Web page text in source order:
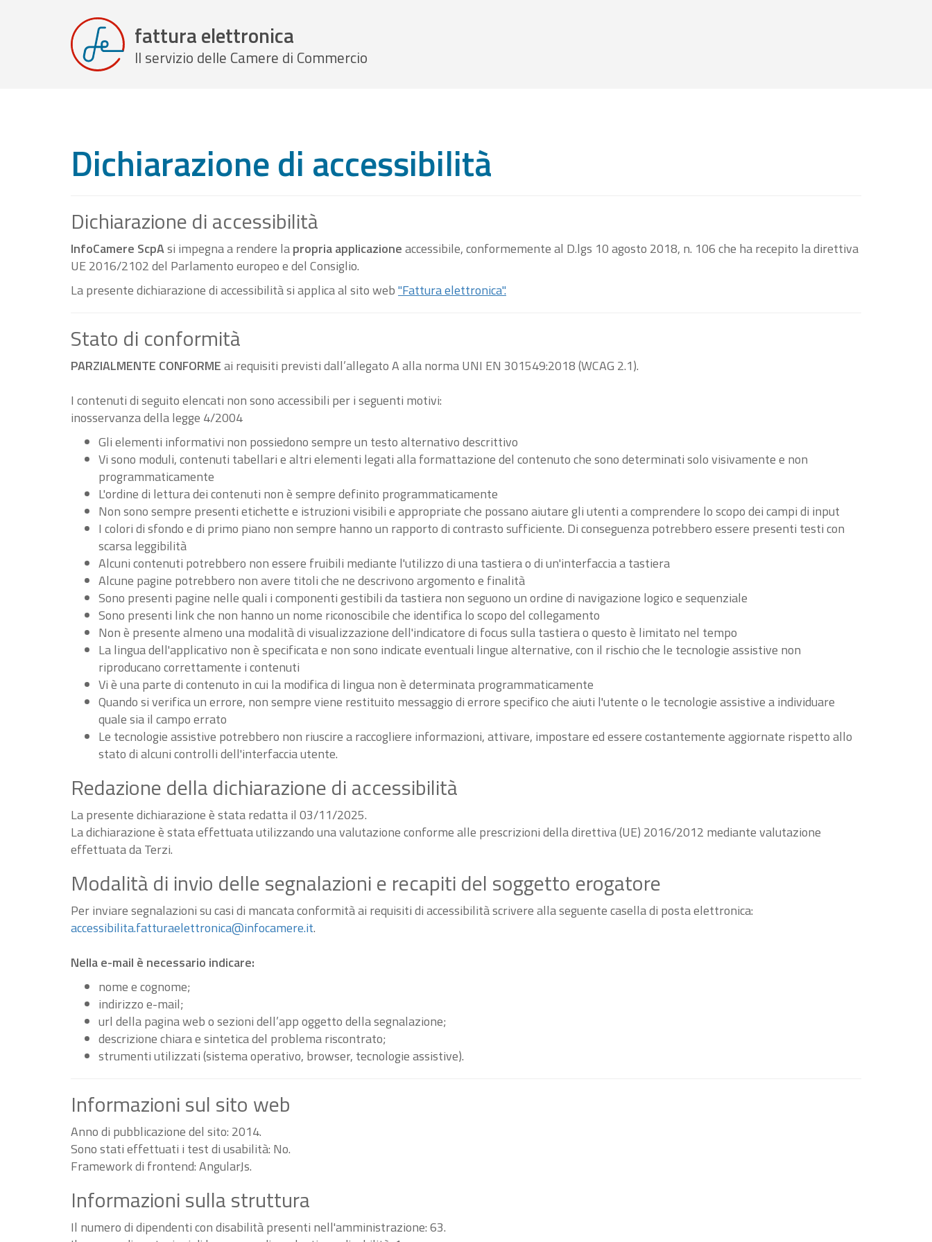
fattura elettronica
Il servizio delle Camere di Commercio
Dichiarazione di accessibilità
Dichiarazione di accessibilità
InfoCamere ScpAsi impegna a rendere lapropria applicazioneaccessibile, conformemente al D.lgs 10 agosto 2018, n. 106 che ha recepito la direttiva
UE 2016/2102 del Parlamento europeo e del Consiglio.
La presente dichiarazione di accessibilità si applica al sito web"Fattura elettronica".
Stato di conformità
PARZIALMENTE CONFORMEai requisiti previsti dall’allegato A alla norma UNI EN 301549:2018 (WCAG 2.1).
I contenuti di seguito elencati non sono accessibili per i seguenti motivi:
inosservanza della legge 4/2004
Gli elementi informativi non possiedono sempre un testo alternativo descrittivo
Vi sono moduli, contenuti tabellari e altri elementi legati alla formattazione del contenuto che sono determinati solo visivamente e non
programmaticamente
L'ordine di lettura dei contenuti non è sempre definito programmaticamente
Non sono sempre presenti etichette e istruzioni visibili e appropriate che possano aiutare gli utenti a comprendere lo scopo dei campi di input
I colori di sfondo e di primo piano non sempre hanno un rapporto di contrasto sufficiente. Di conseguenza potrebbero essere presenti testi con
scarsa leggibilità
Alcuni contenuti potrebbero non essere fruibili mediante l'utilizzo di una tastiera o di un'interfaccia a tastiera
Alcune pagine potrebbero non avere titoli che ne descrivono argomento e finalità
Sono presenti pagine nelle quali i componenti gestibili da tastiera non seguono un ordine di navigazione logico e sequenziale
Sono presenti link che non hanno un nome riconoscibile che identifica lo scopo del collegamento
Non è presente almeno una modalità di visualizzazione dell'indicatore di focus sulla tastiera o questo è limitato nel tempo
La lingua dell'applicativo non è specificata e non sono indicate eventuali lingue alternative, con il rischio che le tecnologie assistive non
riproducano correttamente i contenuti
Vi è una parte di contenuto in cui la modifica di lingua non è determinata programmaticamente
Quando si verifica un errore, non sempre viene restituito messaggio di errore specifico che aiuti l'utente o le tecnologie assistive a individuare
quale sia il campo errato
Le tecnologie assistive potrebbero non riuscire a raccogliere informazioni, attivare, impostare ed essere costantemente aggiornate rispetto allo
stato di alcuni controlli dell'interfaccia utente.
Redazione della dichiarazione di accessibilità
La presente dichiarazione è stata redatta il 03/11/2025.
La dichiarazione è stata effettuata utilizzando una valutazione conforme alle prescrizioni della direttiva (UE) 2016/2012 mediante valutazione
effettuata da Terzi.
Modalità di invio delle segnalazioni e recapiti del soggetto erogatore
Per inviare segnalazioni su casi di mancata conformità ai requisiti di accessibilità scrivere alla seguente casella di posta elettronica:
accessibilita.fatturaelettronica@infocamere.it.
Nella e-mail è necessario indicare:
nome e cognome;
indirizzo e-mail;
url della pagina web o sezioni dell’app oggetto della segnalazione;
descrizione chiara e sintetica del problema riscontrato;
strumenti utilizzati (sistema operativo, browser, tecnologie assistive).
Informazioni sul sito web
Anno di pubblicazione del sito: 2014.
Sono stati effettuati i test di usabilità: No.
Framework di frontend: AngularJs.
Informazioni sulla struttura
Il numero di dipendenti con disabilità presenti nell'amministrazione: 63.